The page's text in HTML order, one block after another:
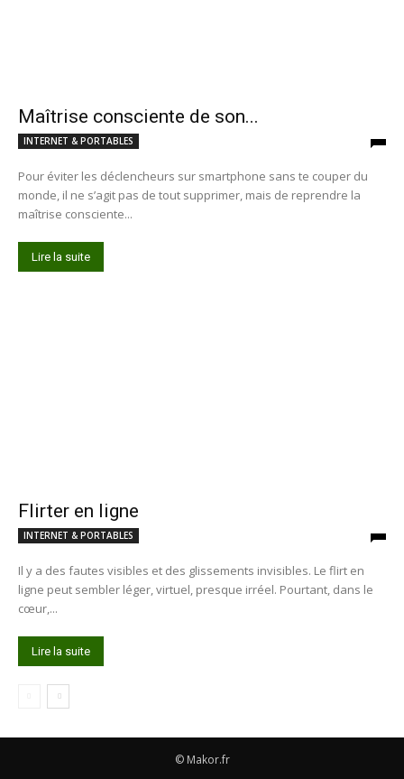
Maîtrise consciente de son...
INTERNET & PORTABLES
Pour éviter les déclencheurs sur smartphone sans te couper du
monde, il ne s’agit pas de tout supprimer, mais de reprendre la
maîtrise consciente...
Lire la suite
Flirter en ligne
INTERNET & PORTABLES
Il y a des fautes visibles et des glissements invisibles. Le flirt en
ligne peut sembler léger, virtuel, presque irréel. Pourtant, dans le
cœur,...
Lire la suite
© Makor.fr